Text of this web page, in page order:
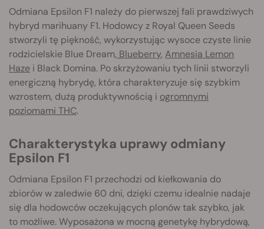
Odmiana Epsilon F1 należy do pierwszej fali prawdziwych
hybryd marihuany F1. Hodowcy z Royal Queen Seeds
stworzyli tę piękność, wykorzystując wysoce czyste linie
rodzicielskie Blue Dream, Blueberry, Amnesia Lemon
Haze i Black Domina. Po skrzyżowaniu tych linii stworzyli
energiczną hybrydę, która charakteryzuje się szybkim
wzrostem, dużą produktywnością i ogromnymi
poziomami THC.
Charakterystyka uprawy odmiany
Epsilon F1
Odmiana Epsilon F1 przechodzi od kiełkowania do
zbiorów w zaledwie 60 dni, dzięki czemu idealnie nadaje
się dla hodowców oczekujących plonów tak szybko, jak
to możliwe. Wyposażona w mocną genetykę hybrydową,